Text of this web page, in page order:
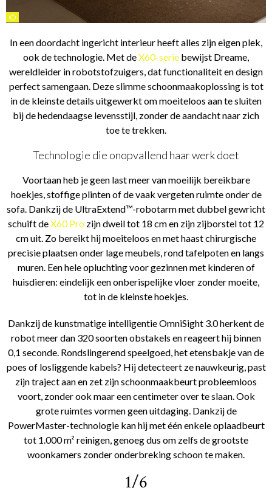
©
In een doordacht ingericht interieur heeft alles zijn eigen plek,
ook de technologie. Met deX60-serie bewijst Dreame,
wereldleider in robotstofzuigers, dat functionaliteit en design
perfect samengaan. Deze slimme schoonmaakoplossing is tot
in de kleinste details uitgewerkt om moeiteloos aan te sluiten
bij de hedendaagse levensstijl, zonder de aandacht naar zich
toe te trekken.
Technologie die onopvallend haar werk doet
Voortaan heb je geen last meer van moeilijk bereikbare
hoekjes, stoffige plinten of de vaak vergeten ruimte onder de
sofa. Dankzij de UltraExtend™-robotarm met dubbel gewricht
schuift deX60 Pro zijn dweil tot 18 cm en zijn zijborstel tot 12
cm uit. Zo bereikt hij moeiteloos en met haast chirurgische
precisie plaatsen onder lage meubels, rond tafelpoten en langs
muren. Een hele opluchting voor gezinnen met kinderen of
huisdieren: eindelijk een onberispelijke vloer zonder moeite,
tot in de kleinste hoekjes.
Dankzij de kunstmatige intelligentie OmniSight 3.0 herkent de
robot meer dan 320 soorten obstakels en reageert hij binnen
0,1 seconde. Rondslingerend speelgoed, het etensbakje van de
poes of losliggende kabels? Hij detecteert ze nauwkeurig, past
zijn traject aan en zet zijn schoonmaakbeurt probleemloos
voort, zonder ook maar een centimeter over te slaan. Ook
grote ruimtes vormen geen uitdaging. Dankzij de
PowerMaster-technologie kan hij met één enkele oplaadbeurt
tot 1.000 m² reinigen, genoeg dus om zelfs de grootste
woonkamers zonder onderbreking schoon te maken.
1/6